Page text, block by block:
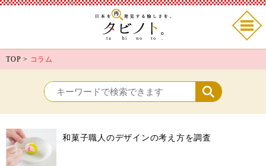
TOP > コラム
和菓子職人のデザインの考え方を調査